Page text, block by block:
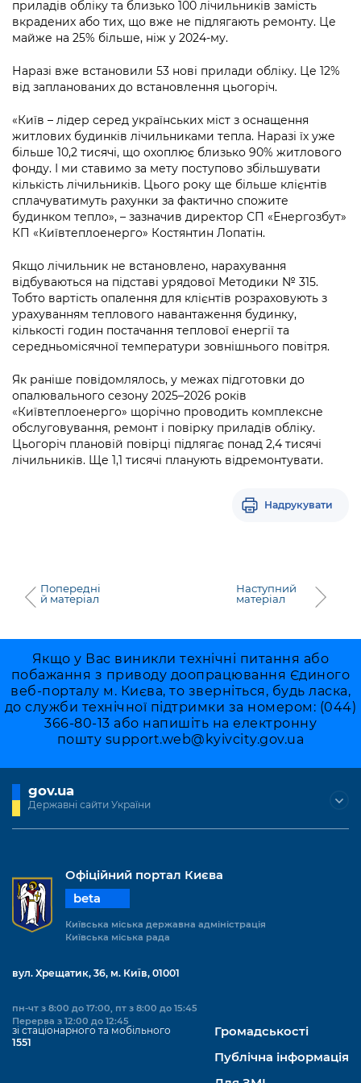
Підприємства, установи, організації
Kyiv International Relations
Річні звіти
Безбар'єрність
Київська міська військова адміністрація
Портал Захисників та Захисниць
Портал послуг
Міський застосунок Київ Цифровий
Важливе під час воєнного стану
Уряд» – місцевий рівень»
Важливе під час воєнного стану
Про відкриті дані
Публічні дашборди
приладів обліку та близько 100 лічильників замість
вкрадених або тих, що вже не підлягають ремонту. Це
майже на 25% більше, ніж у 2024-му.
Наразі вже встановили 53 нові прилади обліку. Це 12%
від запланованих до встановлення цьогоріч.
«Київ – лідер серед українських міст з оснащення
житлових будинків лічильниками тепла. Наразі їх уже
більше 10,2 тисячі, що охоплює близько 90% житлового
фонду. І ми ставимо за мету поступово збільшувати
кількість лічильників. Цього року ще більше клієнтів
сплачуватимуть рахунки за фактично спожите
будинком тепло», – зазначив директор СП «Енергозбут»
КП «Київтеплоенерго» Костянтин Лопатін.
Якщо лічильник не встановлено, нарахування
відбуваються на підставі урядової Методики № 315.
Тобто вартість опалення для клієнтів розраховують з
урахуванням теплового навантаження будинку,
кількості годин постачання теплової енергії та
середньомісячної температури зовнішнього повітря.
Як раніше повідомлялось, у межах підготовки до
опалювального сезону 2025–2026 років
«Київтеплоенерго» щорічно проводить комплексне
обслуговування, ремонт і повірку приладів обліку.
Цьогоріч плановій повірці підлягає понад 2,4 тисячі
лічильників. Ще 1,1 тисячі планують відремонтувати.
Надрукувати
Попередні
й матеріал
Наступний
матеріал
Якщо у Вас виникли технічні питання або
побажання з приводу доопрацювання Єдиного
веб-порталу м. Києва, то зверніться, будь ласка,
до служби технічної підтримки за номером: (044)
366-80-13 або напишіть на електронну
пошту support.web@kyivcity.gov.ua
gov.ua
Державні сайти України
Офіційний портал Києва
beta
Київська міська державна адміністрація
Київська міська рада
вул. Хрещатик, 36, м. Київ, 01001
пн-чт з 8:00 до 17:00, пт з 8:00 до 15:45
Перерва з 12:00 до 12:45
зі стаціонарного та мобільного
1551
Громадськості
Публічна інформація